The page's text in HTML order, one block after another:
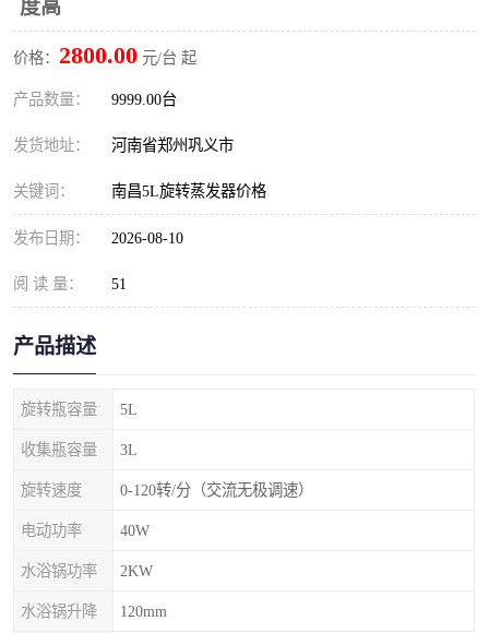
度高
价格： 2800.00 元/台 起
产品数量： 9999.00台
发货地址： 河南省郑州巩义市
关键词： 南昌5L旋转蒸发器价格
发布日期： 2026-08-10
阅 读 量： 51
产品描述
旋转瓶容量 5L
收集瓶容量 3L
旋转速度 0-120转/分（交流无极调速）
电动功率 40W
水浴锅功率 2KW
水浴锅升降 120mm